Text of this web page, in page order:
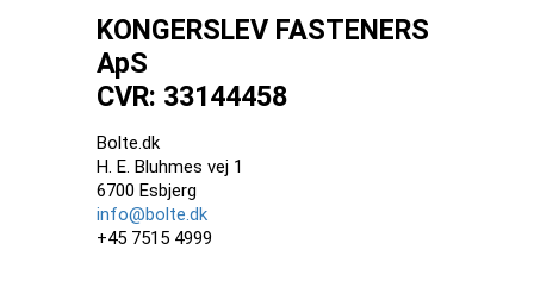
KONGERSLEV FASTENERS
ApS
CVR: 33144458
Bolte.dk
H. E. Bluhmes vej 1
6700 Esbjerg
info@bolte.dk
+45 7515 4999